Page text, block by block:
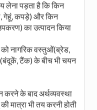
लेना पड़ता है कि किन
गेहूं, कपड़े) और किन
का उत्पादन किया
को नागरिक वस्तुओं(ब्रेड,
टैंक) के बीच भी चयन
करने के बाद अर्थव्यवस्था
मात्रा भी तय करनी होती